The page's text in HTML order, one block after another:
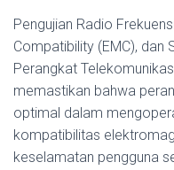
Pengujian Radio
Compatibility (EMC), dan
Perangkat
memastikan bahwa
optimal dalam
kompatibilitas
keselamatan pengguna